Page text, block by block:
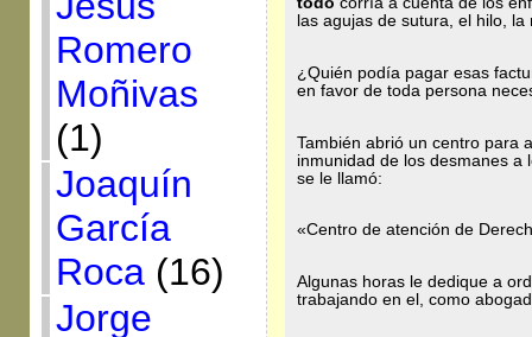
Romero
Moñivas
(1)
Joaquín
García
Roca(16)
Jorge
las agujas de sutura, el hilo,
¿Quién podía pagar esas
en favor de toda persona
También abrió un centro para
inmunidad de los desmanes a
se le llamó:
«Centro de atención de
Algunas horas le dedique a
trabajando en el, como